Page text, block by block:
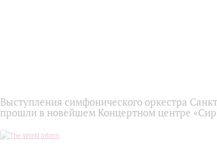
Выступления симфонического оркестра
прошли в новейшем Концертном центре